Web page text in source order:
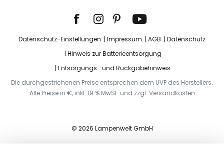
Datenschutz-Einstellungen Impressum AGB
Datenschutz
Hinweis zur Batterieentsorgung
Entsorgungs- und Rückgabehinweis
Die durchgestrichenen Preise entsprechen dem UVP des Herstellers.
Alle Preise in €, inkl. 19 % MwSt. und zzgl. Versandkosten
© 2026 Lampenwelt GmbH